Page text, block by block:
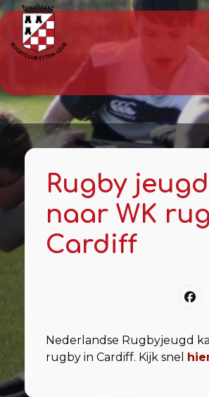
Rugby jeugd
naar WK
Cardiff
Nederlandse Rugbyjeugd
rugby in Cardiff. Kijk snel